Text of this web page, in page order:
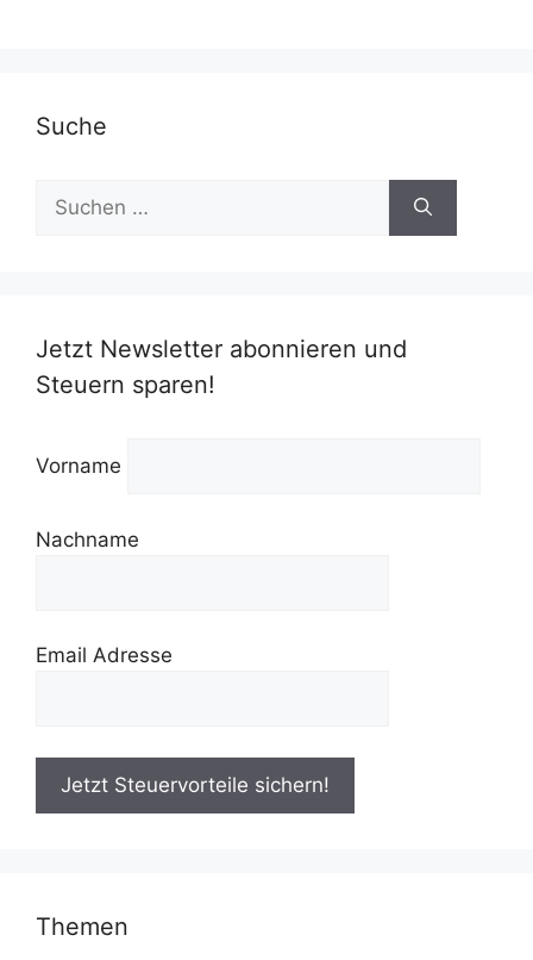
Suche
Suchen
nach:
Jetzt Newsletter abonnieren und
Steuern sparen!
Vorname
Nachname
Email Adresse
Themen